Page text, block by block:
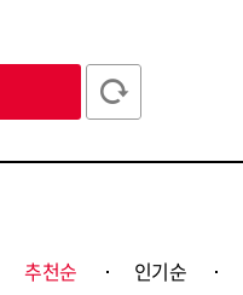
추천순 인기순